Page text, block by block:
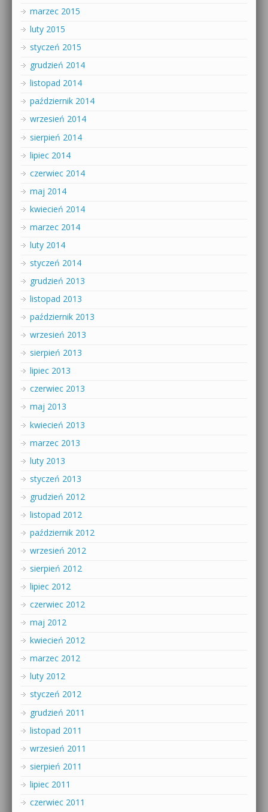
marzec 2015
luty 2015
styczeń 2015
grudzień 2014
listopad 2014
październik 2014
wrzesień 2014
sierpień 2014
lipiec 2014
czerwiec 2014
maj 2014
kwiecień 2014
marzec 2014
luty 2014
styczeń 2014
grudzień 2013
listopad 2013
październik 2013
wrzesień 2013
sierpień 2013
lipiec 2013
czerwiec 2013
maj 2013
kwiecień 2013
marzec 2013
luty 2013
styczeń 2013
grudzień 2012
listopad 2012
październik 2012
wrzesień 2012
sierpień 2012
lipiec 2012
czerwiec 2012
maj 2012
kwiecień 2012
marzec 2012
luty 2012
styczeń 2012
grudzień 2011
listopad 2011
wrzesień 2011
sierpień 2011
lipiec 2011
czerwiec 2011